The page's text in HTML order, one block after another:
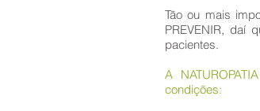
Tão ou mais
PREVENIR, daí
pacientes.
A
condições: